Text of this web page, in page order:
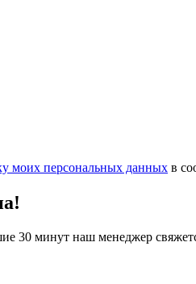
моих персональных данных в
30 минут наш менеджер